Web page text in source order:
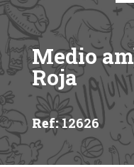
Medio
Roja
Ref:12626